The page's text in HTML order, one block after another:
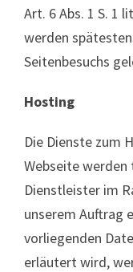
Art. 6 Abs. 1 S. 1
werden
Seitenbesuchs
Hosting
Die Dienste zum
Webseite werden
Dienstleister im
unserem Auftrag
vorliegenden
erläutert wird,